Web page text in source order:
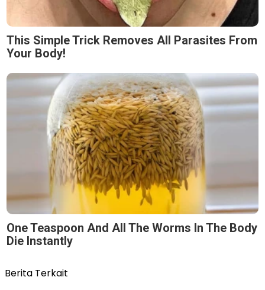
This Simple Trick Removes All Parasites From
Your Body!
One Teaspoon And All The Worms In The Body
Die Instantly
Berita Terkait